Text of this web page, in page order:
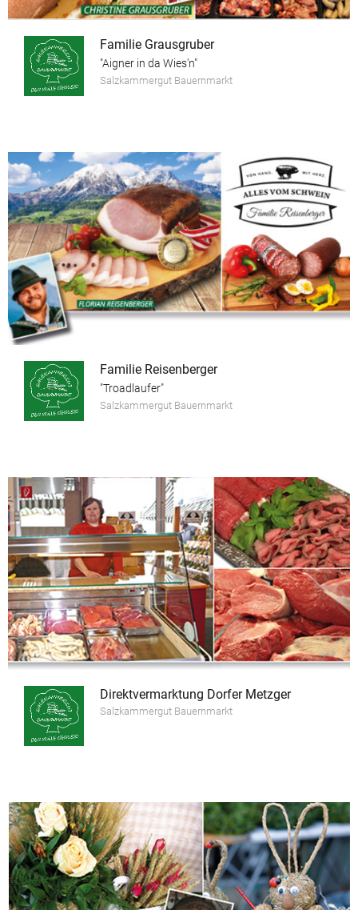
Familie Grausgruber
"Aigner in da Wies'n"
Salzkammergut Bauernmarkt
Familie Reisenberger
"Troadlaufer"
Salzkammergut Bauernmarkt
Direktvermarktung Dorfer Metzger
Salzkammergut Bauernmarkt